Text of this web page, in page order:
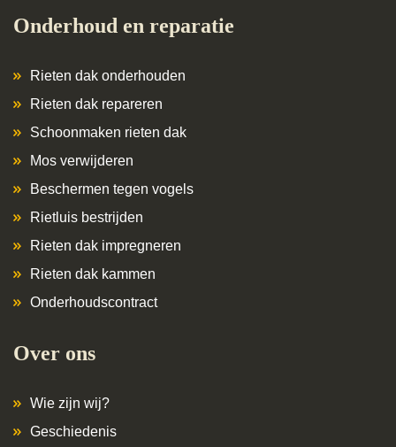
Onderhoud en reparatie
Rieten dak onderhouden
Rieten dak repareren
Schoonmaken rieten dak
Mos verwijderen
Beschermen tegen vogels
Rietluis bestrijden
Rieten dak impregneren
Rieten dak kammen
Onderhoudscontract
Over ons
Wie zijn wij?
Geschiedenis